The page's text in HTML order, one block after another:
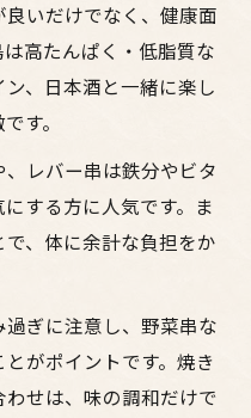
いだけでなく、健康面
高たんぱく・低脂質な
、日本酒と一緒に楽し
す。
レバー串は鉄分やビタ
する方に人気です。ま
、体に余計な負担をか
ぎに注意し、野菜串な
がポイントです。焼き
せは、味の調和だけで